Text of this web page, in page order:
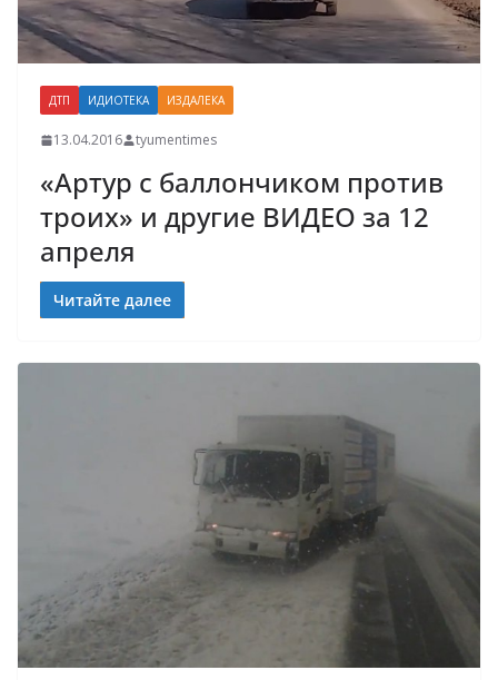
ДТП ИДИОТЕКА ИЗДАЛЕКА
13.04.2016 tyumentimes
«Артур с баллончиком против
троих» и другие ВИДЕО за 12
апреля
Читайте далее